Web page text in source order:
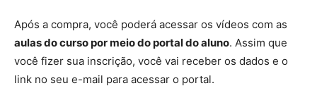
Após a compra, você poderá acessar os vídeos com as
aulas do curso por meio do portal do aluno. Assim que
você fizer sua inscrição, você vai receber os dados e o
link no seu e-mail para acessar o portal.